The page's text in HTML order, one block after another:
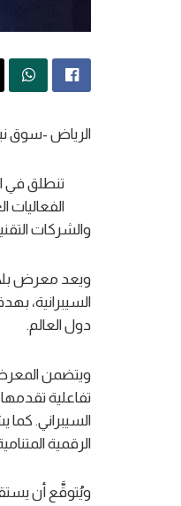
الرياض -سوق نيوز .24
الفعاليات
والشركات
ويعد معرض
السيبرانية،
دول العالم.
ويتضمن
تفاعلية
السيبراني.
الرقمية
ويُتوقَّع أن